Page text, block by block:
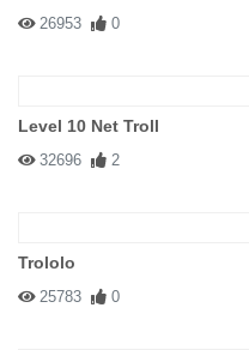
26953 0
Level 10 Net Troll
32696 2
Trololo
25783 0